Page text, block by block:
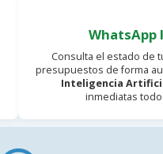
WhatsApp
Consulta el estado de
presupuestos de forma
Inteligencia
inmediatas